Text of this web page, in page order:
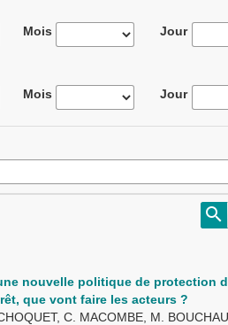
Mois Jour
Mois Jour
nouvelle politique de protection
que vont faire les acteurs ?
C. MACOMBE, M.